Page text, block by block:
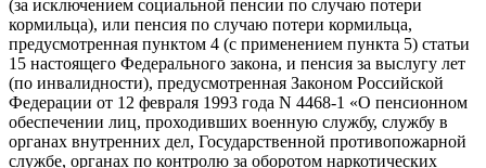
(за исключением социальной пенсии по случаю потери
кормильца), или пенсия по случаю потери кормильца,
предусмотренная пунктом 4 (с применением пункта 5) статьи
15 настоящего Федерального закона, и пенсия за выслугу лет
(по инвалидности), предусмотренная Законом Российской
Федерации от 12 февраля 1993 года N 4468-1 «О пенсионном
обеспечении лиц, проходивших военную службу, службу в
органах внутренних дел, Государственной противопожарной
службе, органах по контролю за оборотом наркотических